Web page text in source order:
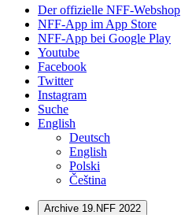
Der offizielle NFF-Webshop
NFF-App im App Store
NFF-App bei Google Play
Youtube
Facebook
Twitter
Instagram
Suche
English
Deutsch
English
Polski
Čeština
Archive 19.NFF 2022